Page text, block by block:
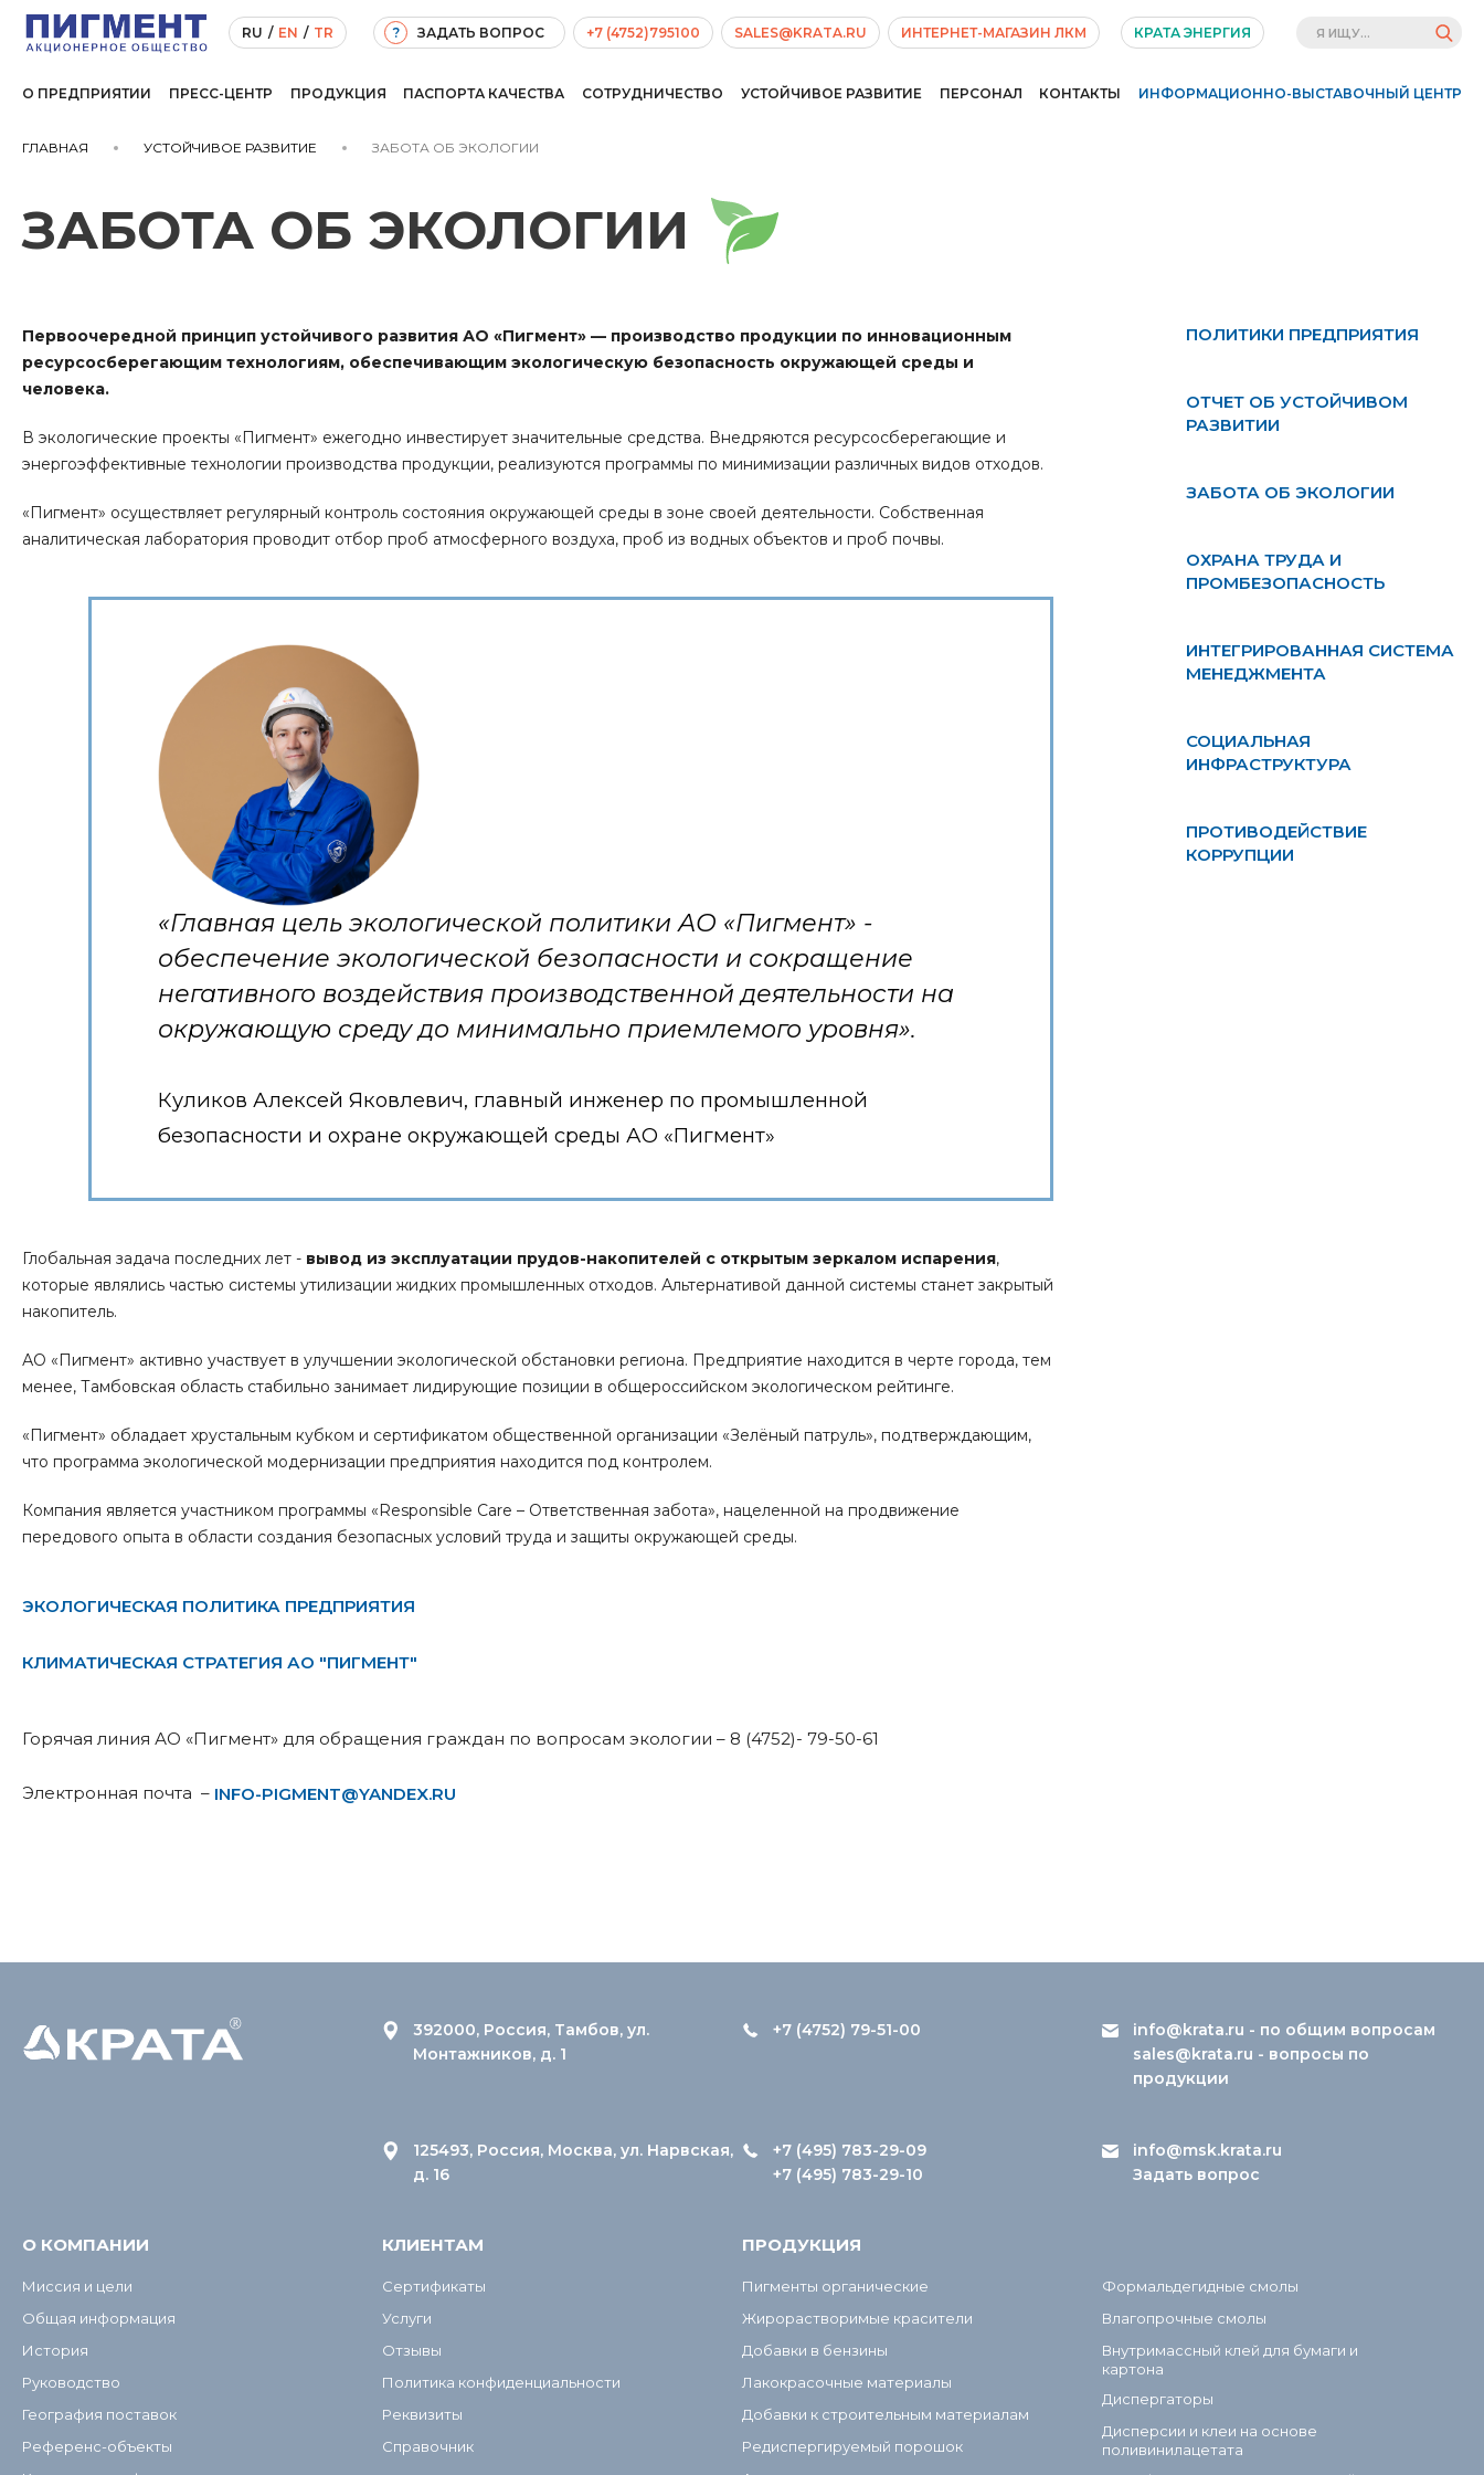
RU / EN / TR ? ЗАДАТЬ ВОПРОС +7 (4752)795100 SALES@KRATA.RU ИНТЕРНЕТ-МАГАЗИН ЛКМ КРАТА ЭНЕРГИЯ
О ПРЕДПРИЯТИИ ПРЕСС-ЦЕНТР ПРОДУКЦИЯ ПАСПОРТА КАЧЕСТВА СОТРУДНИЧЕСТВО УСТОЙЧИВОЕ РАЗВИТИЕ ПЕРСОНАЛ КОНТАКТЫ ИНФОРМАЦИОННО-ВЫСТАВОЧНЫЙ ЦЕНТР
ГЛАВНАЯ УСТОЙЧИВОЕ РАЗВИТИЕ ЗАБОТА ОБ ЭКОЛОГИИ
ЗАБОТА ОБ ЭКОЛОГИИ
Первоочередной принцип устойчивого развития АО «Пигмент» — производство продукции по инновационным
ресурсосберегающим технологиям, обеспечивающим экологическую безопасность окружающей среды и
человека.
В экологические проекты «Пигмент» ежегодно инвестирует значительные средства. Внедряются ресурсосберегающие и
энергоэффективные технологии производства продукции, реализуются программы по минимизации различных видов отходов.
«Пигмент» осуществляет регулярный контроль состояния окружающей среды в зоне своей деятельности. Собственная
аналитическая лаборатория проводит отбор проб атмосферного воздуха, проб из водных объектов и проб почвы.
«Главная цель экологической политики АО «Пигмент» -
обеспечение экологической безопасности и сокращение
негативного воздействия производственной деятельности на
окружающую среду до минимально приемлемого уровня».
Куликов Алексей Яковлевич, главный инженер по промышленной
безопасности и охране окружающей среды АО «Пигмент»
Глобальная задача последних лет - вывод из эксплуатации прудов-накопителей с открытым зеркалом испарения,
которые являлись частью системы утилизации жидких промышленных отходов. Альтернативой данной системы станет закрытый
накопитель.
АО «Пигмент» активно участвует в улучшении экологической обстановки региона. Предприятие находится в черте города, тем
менее, Тамбовская область стабильно занимает лидирующие позиции в общероссийском экологическом рейтинге.
«Пигмент» обладает хрустальным кубком и сертификатом общественной организации «Зелёный патруль», подтверждающим,
что программа экологической модернизации предприятия находится под контролем.
Компания является участником программы «Responsible Care – Ответственная забота», нацеленной на продвижение
передового опыта в области создания безопасных условий труда и защиты окружающей среды.
ЭКОЛОГИЧЕСКАЯ ПОЛИТИКА ПРЕДПРИЯТИЯ
КЛИМАТИЧЕСКАЯ СТРАТЕГИЯ АО "ПИГМЕНТ"
Горячая линия АО «Пигмент» для обращения граждан по вопросам экологии – 8 (4752)- 79-50-61
Электронная почта – INFO-PIGMENT@YANDEX.RU
ПОЛИТИКИ ПРЕДПРИЯТИЯ
ОТЧЕТ ОБ УСТОЙЧИВОМ
РАЗВИТИИ
ЗАБОТА ОБ ЭКОЛОГИИ
ОХРАНА ТРУДА И
ПРОМБЕЗОПАСНОСТЬ
ИНТЕГРИРОВАННАЯ СИСТЕМА
МЕНЕДЖМЕНТА
СОЦИАЛЬНАЯ
ИНФРАСТРУКТУРА
ПРОТИВОДЕЙСТВИЕ
КОРРУПЦИИ
392000, Россия, Тамбов, ул.
Монтажников, д. 1
+7 (4752) 79-51-00 info@krata.ru - по общим вопросам
sales@krata.ru - вопросы по
продукции
125493, Россия, Москва, ул. Нарвская,
д. 16
+7 (495) 783-29-09
+7 (495) 783-29-10
info@msk.krata.ru
Задать вопрос
О КОМПАНИИ
Миссия и цели
Общая информация
История
Руководство
География поставок
Референс-объекты
КЛИЕНТАМ
Сертификаты
Услуги
Отзывы
Политика конфиденциальности
Реквизиты
Справочник
ПРОДУКЦИЯ
Пигменты органические
Жирорастворимые красители
Добавки в бензины
Лакокрасочные материалы
Добавки к строительным материалам
Редиспергируемый порошок
Формальдегидные смолы
Влагопрочные смолы
Внутримассный клей для бумаги и
картона
Диспергаторы
Дисперсии и клеи на основе
поливинилацетата